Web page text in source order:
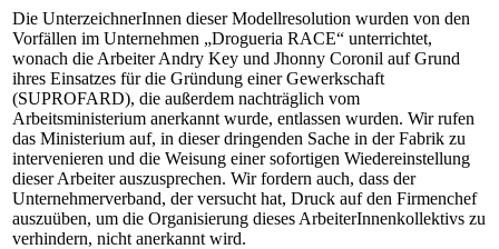
Die UnterzeichnerInnen dieser Modellresolution wurden von den
Vorfällen im Unternehmen „Drogueria RACE“ unterrichtet,
wonach die Arbeiter Andry Key und Jhonny Coronil auf Grund
ihres Einsatzes für die Gründung einer Gewerkschaft
(SUPROFARD), die außerdem nachträglich vom
Arbeitsministerium anerkannt wurde, entlassen wurden. Wir rufen
das Ministerium auf, in dieser dringenden Sache in der Fabrik zu
intervenieren und die Weisung einer sofortigen Wiedereinstellung
dieser Arbeiter auszusprechen. Wir fordern auch, dass der
Unternehmerverband, der versucht hat, Druck auf den Firmenchef
auszuüben, um die Organisierung dieses ArbeiterInnenkollektivs zu
verhindern, nicht anerkannt wird.